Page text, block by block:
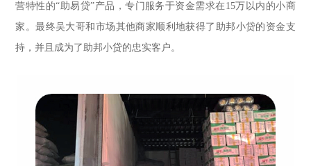
营特性的“助易贷”产品，专门服务于资金需求在15万以内的小商
家。最终吴大哥和市场其他商家顺利地获得了助邦小贷的资金支
持，并且成为了助邦小贷的忠实客户。